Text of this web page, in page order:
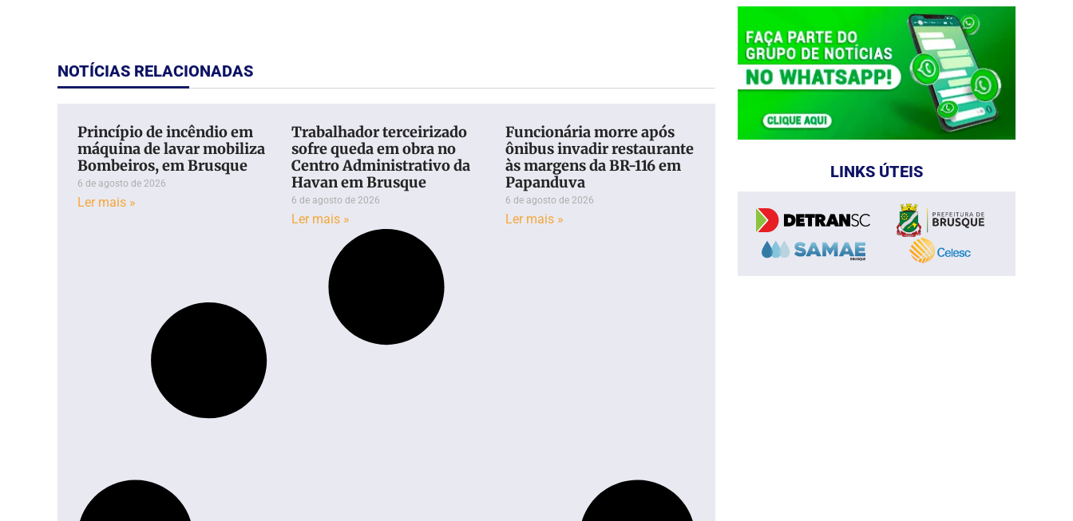
NOTÍCIAS RELACIONADAS
Princípio de incêndio em
máquina de lavar mobiliza
Bombeiros, em Brusque
6 de agosto de 2026
Ler mais »
Trabalhador terceirizado
sofre queda em obra no
Centro Administrativo da
Havan em Brusque
6 de agosto de 2026
Ler mais »
Funcionária morre após
ônibus invadir restaurante
às margens da BR-116 em
Papanduva
6 de agosto de 2026
Ler mais »
LINKS ÚTEIS